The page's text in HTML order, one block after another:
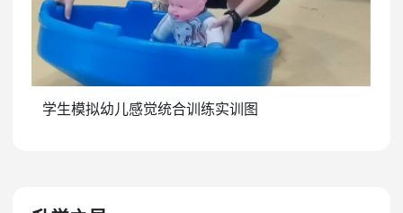
学生模拟幼儿感觉统合训练实训图